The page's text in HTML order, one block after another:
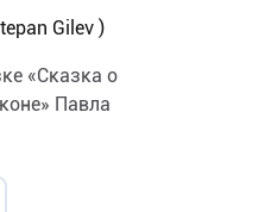
Gilev )
«Сказка о
Павла